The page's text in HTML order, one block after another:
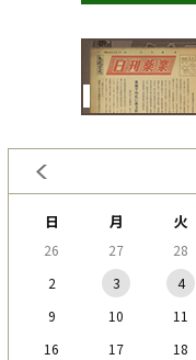
日 月 火
26 27 28
2
3 4
9
10 11
16
17 18